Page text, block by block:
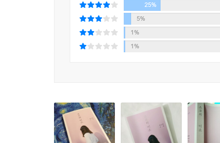
고개를 끄덕이는 게 아니라, 그냥 상대를 편하
상관없이, 알 수 없는 이질감 탓에 소유는 쇼코의
할 수 있을 터, 핵심은 이야기가 진행되는 동안 어
타인에 대한 최은영의 윤리감각이 담겨 있기 때문
서늘해졌다”라는 문장이다. 기나긴 시간을 돌아
여기에 타인을 대하는 최은영의 태도가 담겨 있
것이 아니라, 내 앞에 있는 사람은 자신과는 전혀
25%
5%
1%
1%